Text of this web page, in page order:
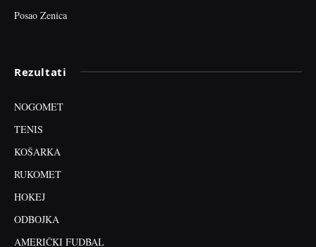
Posao Zenica
Rezultati
NOGOMET
TENIS
KOŠARKA
RUKOMET
HOKEJ
ODBOJKA
AMERIČKI FUDBAL